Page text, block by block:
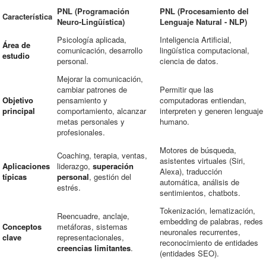
Característica PNL (Programación
Neuro-Lingüística)
PNL (Procesamiento del
Lenguaje Natural - NLP)
Área de
estudio
Psicología aplicada,
comunicación, desarrollo
personal.
Inteligencia Artificial,
lingüística computacional,
ciencia de datos.
Objetivo
principal
Mejorar la comunicación,
cambiar patrones de
pensamiento y
comportamiento, alcanzar
metas personales y
profesionales.
Permitir que las
computadoras entiendan,
interpreten y generen lenguaje
humano.
Aplicaciones
típicas
Coaching, terapia, ventas,
liderazgo, superación
personal, gestión del
estrés.
Motores de búsqueda,
asistentes virtuales (Siri,
Alexa), traducción
automática, análisis de
sentimientos, chatbots.
Conceptos
clave
Reencuadre, anclaje,
metáforas, sistemas
representacionales,
creencias limitantes.
Tokenización, lematización,
embedding de palabras, redes
neuronales recurrentes,
reconocimiento de entidades
(entidades SEO).